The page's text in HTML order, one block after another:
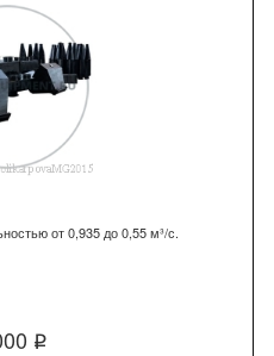
от 0,935 до 0,55 м³/с.
q